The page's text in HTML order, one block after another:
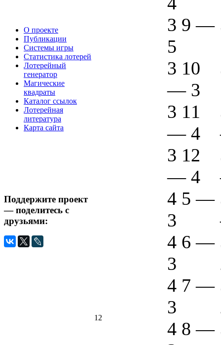
О проекте
Публикации
Системы игры
Статистика лотерей
Лотерейный
генератор
Магические
квадраты
Каталог ссылок
Лотерейная
литература
Карта сайта
Поддержите проект
— поделитесь с
друзьями:
12
3 9 —
5
3 10
— 3
3 11
— 4
3 12
— 4
4 5 —
3
4 6 —
3
4 7 —
3
4 8 —